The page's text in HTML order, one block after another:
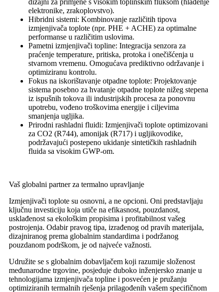
dizajni za primjene s visokim toplinskim fluksom (hlađenje
elektronike, zrakoplovstvo).
Hibridni sistemi: Kombinovanje različitih tipova
izmjenjivača toplote (npr. PHE + ACHE) za optimalne
performanse u različitim uslovima.
Pametni izmjenjivači topline: Integracija senzora za
praćenje temperature, pritiska, protoka i onečišćenja u
stvarnom vremenu. Omogućava prediktivno održavanje i
optimiziranu kontrolu.
Fokus na iskorištavanje otpadne toplote: Projektovanje
sistema posebno za hvatanje otpadne toplote nižeg stepena
iz ispušnih tokova ili industrijskih procesa za ponovnu
upotrebu, vođeno troškovima energije i ciljevima
smanjenja ugljika.
Prirodni rashladni fluidi: Izmjenjivači toplote optimizovani
za CO2 (R744), amonijak (R717) i ugljikovodike,
podržavajući postepeno ukidanje sintetičkih rashladnih
fluida sa visokim GWP-om.
Vaš globalni partner za termalno upravljanje
Izmjenjivači toplote su osnovni, a ne opcioni. Oni predstavljaju
ključnu investiciju koja utiče na efikasnost, pouzdanost,
usklađenost sa ekološkim propisima i profitabilnost vašeg
postrojenja. Odabir pravog tipa, izrađenog od pravih materijala,
dizajniranog prema globalnim standardima i podržanog
pouzdanom podrškom, je od najveće važnosti.
Udružite se s globalnim dobavljačem koji razumije složenost
međunarodne trgovine, posjeduje duboko inženjersko znanje u
tehnologijama izmjenjivača topline i posvećen je pružanju
optimiziranih termalnih rješenja prilagođenih vašem specifičnom